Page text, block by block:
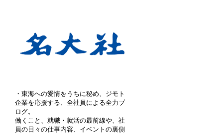
・東海への愛情をうちに秘め、ジモト
企業を応援する、全社員による全力ブ
ログ。
働くこと、就職・就活の最前線や、社
員の日々の仕事内容、イベントの裏側